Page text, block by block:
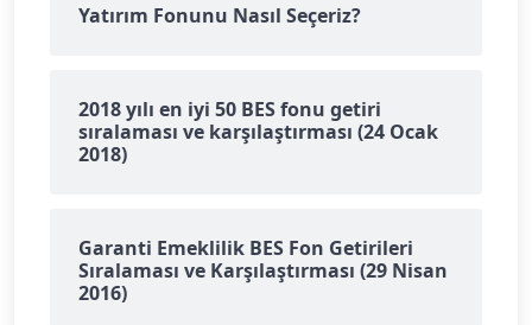
Yatırım Fonunu Nasıl Seçeriz?
2018 yılı en iyi 50 BES fonu getiri
sıralaması ve karşılaştırması (24 Ocak
2018)
Garanti Emeklilik BES Fon Getirileri
Sıralaması ve Karşılaştırması (29 Nisan
2016)